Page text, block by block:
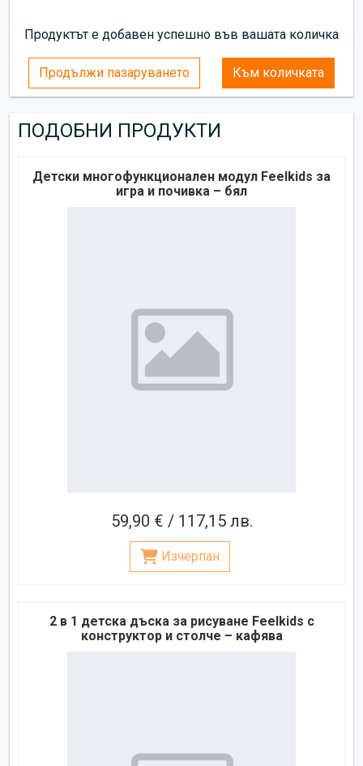
Продуктът е добавен успешно във вашата количка
Продължи пазаруването Към количката
ПОДОБНИ ПРОДУКТИ
Детски многофункционален модул Feelkids за
игра и почивка – бял
59,90 € / 117,15 лв.
Изчерпан
2 в 1 детска дъска за рисуване Feelkids с
конструктор и столче – кафява